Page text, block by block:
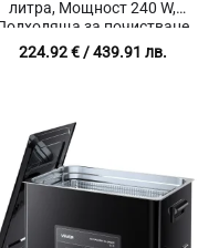
литра, Мощност 240 W,
за почистване
на бижута, дюзи, различни
метали
224.92€/ 439.91 лв.